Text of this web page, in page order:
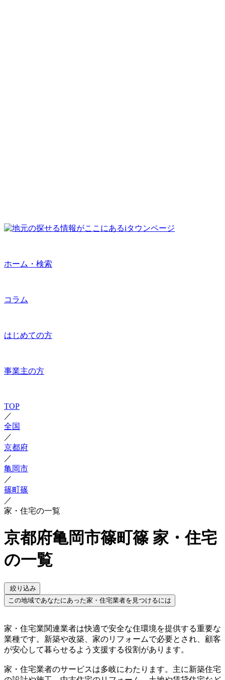
ホーム・検索
コラム
はじめての方
事業主の方
TOP
／
全国
／
京都府
／
亀岡市
／
篠町篠
／
家・住宅の一覧
京都府亀岡市篠町篠 家・住宅
の一覧
絞り込み
この地域であなたにあった家・住宅業者を見つけるには
家・住宅業関連業者は快適で安全な住環境を提供する重要な
業種です。新築や改築、家のリフォームで必要とされ、顧客
が安心して暮らせるよう支援する役割があります。
家・住宅業者のサービスは多岐にわたります。主に新築住宅